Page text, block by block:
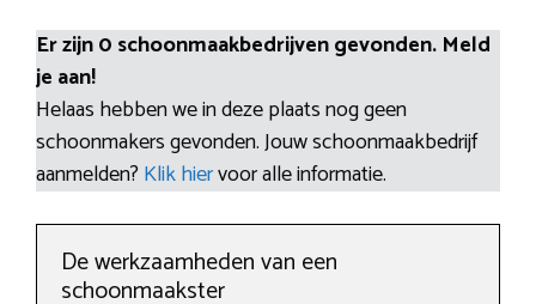
Er zijn 0 schoonmaakbedrijven gevonden. Meld
je aan!
Helaas hebben we in deze plaats nog geen
schoonmakers gevonden. Jouw schoonmaakbedrijf
aanmelden? Klik hiervoor alle informatie.
De werkzaamheden van een
schoonmaakster